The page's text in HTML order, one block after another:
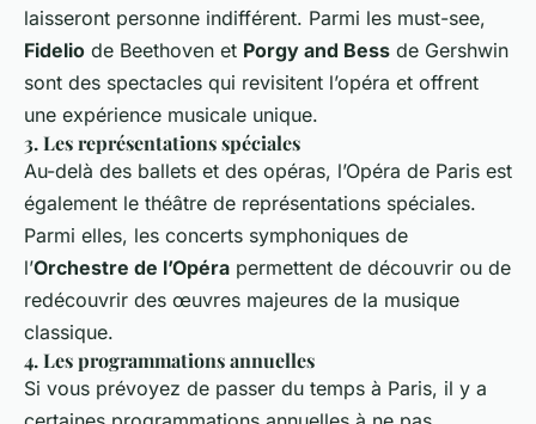
laisseront personne indifférent. Parmi les must-see,
Fidelio de Beethoven et Porgy and Bess de Gershwin
sont des spectacles qui revisitent l’opéra et offrent
une expérience musicale unique.
3. Les représentations spéciales
Au-delà des ballets et des opéras, l’Opéra de Paris est
également le théâtre de représentations spéciales.
Parmi elles, les concerts symphoniques de
l’Orchestre de l’Opéra permettent de découvrir ou de
redécouvrir des œuvres majeures de la musique
classique.
4. Les programmations annuelles
Si vous prévoyez de passer du temps à Paris, il y a